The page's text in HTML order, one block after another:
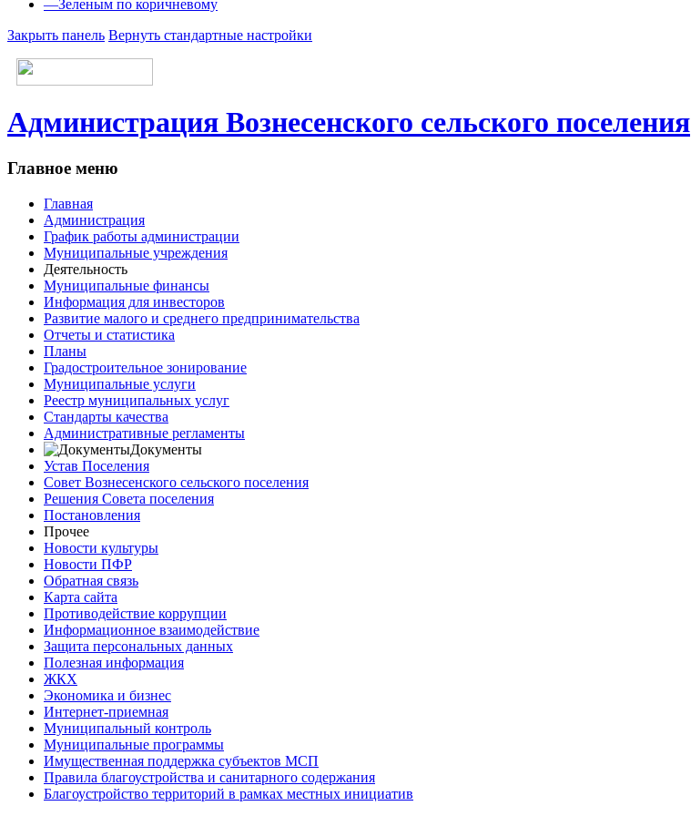
—Зеленым по коричневому
Закрыть панель Вернуть стандартные настройки
Администрация Вознесенского сельского поселения
Главное меню
Главная
Администрация
График работы администрации
Муниципальные учреждения
Деятельность
Муниципальные финансы
Информация для инвесторов
Развитие малого и среднего предпринимательства
Отчеты и статистика
Планы
Градостроительное зонирование
Муниципальные услуги
Реестр муниципальных услуг
Стандарты качества
Административные регламенты
Документы
Устав Поселения
Совет Вознесенского сельского поселения
Решения Совета поселения
Постановления
Прочее
Новости культуры
Новости ПФР
Обратная связь
Карта сайта
Противодействие коррупции
Информационное взаимодействие
Защита персональных данных
Полезная информация
ЖКХ
Экономика и бизнес
Интернет-приемная
Муниципальный контроль
Муниципальные программы
Имущественная поддержка субъектов МСП
Правила благоустройства и санитарного содержания
Благоустройство территорий в рамках местных инициатив